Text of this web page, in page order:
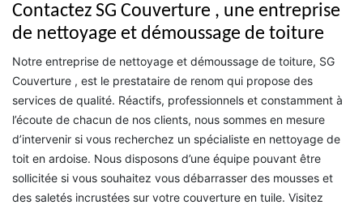
Contactez SG Couverture , une entreprise
de nettoyage et démoussage de toiture
Notre entreprise de nettoyage et démoussage de toiture, SG
Couverture , est le prestataire de renom qui propose des
services de qualité. Réactifs, professionnels et constamment à
l’écoute de chacun de nos clients, nous sommes en mesure
d’intervenir si vous recherchez un spécialiste en nettoyage de
toit en ardoise. Nous disposons d’une équipe pouvant être
sollicitée si vous souhaitez vous débarrasser des mousses et
des saletés incrustées sur votre couverture en tuile. Visitez